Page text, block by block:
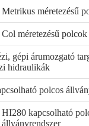
Metrikus méretezésű
Col méretezésű polcok
gépi árumozgató
hidraulikák
polcos
HI280 kapcsolható
állványrendszer